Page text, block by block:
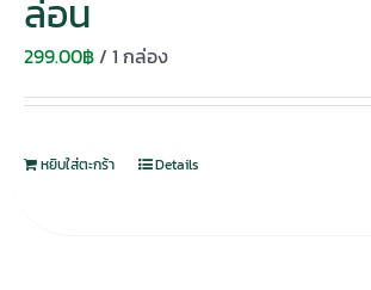
ล่อน
299.00฿/ 1 กล่อง
หยิบใส่ตะกร้า Details